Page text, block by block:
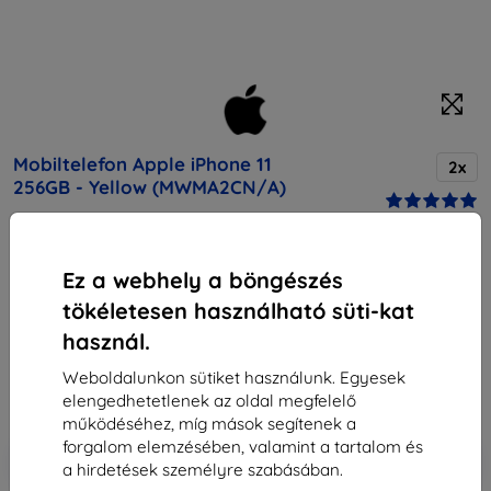
Ez a webhely a böngészés
tökéletesen használható süti-kat
használ.
Weboldalunkon sütiket használunk. Egyesek
elengedhetetlenek az oldal megfelelő
működéséhez, míg mások segítenek a
forgalom elemzésében, valamint a tartalom és
a hirdetések személyre szabásában.
Mobiltelefon Apple iPhone 11
256GB - Yellow (MWMA2CN/A)
2x
kedvezményt
minden tartozékra hozzá!
Vegső ár
216 261 Ft
-10% Kedvezmény kuponnalEXTRA10 Kosárba